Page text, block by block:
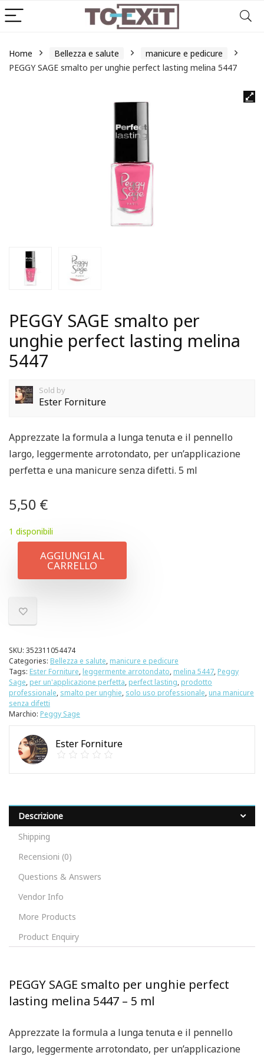
Home Bellezza e salute
manicure e pedicure
PEGGY SAGE smalto per unghie perfect lasting melina 5447
PEGGY SAGE smalto per
unghie perfect lasting melina
5447
Sold by
Ester Forniture
Apprezzate la formula a lunga tenuta e il pennello
largo, leggermente arrotondato, per un’applicazione
perfetta e una manicure senza difetti. 5 ml
5,50 €
1 disponibili
AGGIUNGI AL
CARRELLO
SKU: 352311054474
Categories: Bellezza e salute, manicure e pedicure
Tags: Ester Forniture, leggermente arrotondato, melina 5447, Peggy
Sage, per un'applicazione perfetta, perfect lasting, prodotto
professionale, smalto per unghie, solo uso professionale, una manicure
senza difetti
Marchio: Peggy Sage
Ester Forniture
Descrizione
Shipping
Recensioni (0)
Questions & Answers
Vendor Info
More Products
Product Enquiry
PEGGY SAGE smalto per unghie perfect
lasting melina 5447 – 5 ml
Apprezzate la formula a lunga tenuta e il pennello
largo, leggermente arrotondato, per un’applicazione